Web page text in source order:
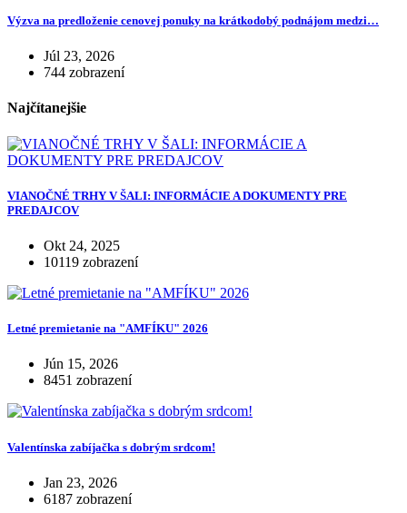
Výzva na predloženie cenovej ponuky na krátkodobý podnájom medzi…
Júl 23, 2026
744 zobrazení
Najčítanejšie
VIANOČNÉ TRHY V ŠALI: INFORMÁCIE A DOKUMENTY PRE
PREDAJCOV
Okt 24, 2025
10119 zobrazení
Letné premietanie na "AMFÍKU" 2026
Jún 15, 2026
8451 zobrazení
Valentínska zabíjačka s dobrým srdcom!
Jan 23, 2026
6187 zobrazení